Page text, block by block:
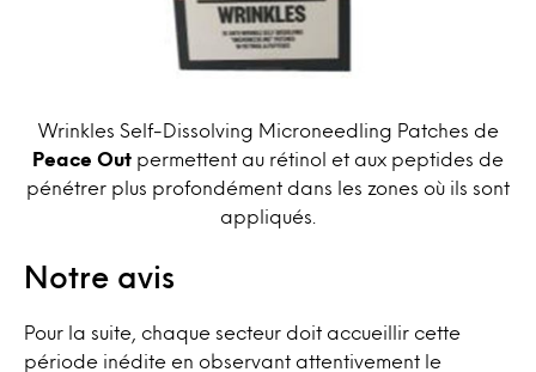
Wrinkles Self-Dissolving Microneedling Patches de
Peace Out permettent au rétinol et aux peptides de
pénétrer plus profondément dans les zones où ils sont
appliqués.
Notre avis
Pour la suite, chaque secteur doit accueillir cette
période inédite en observant attentivement le